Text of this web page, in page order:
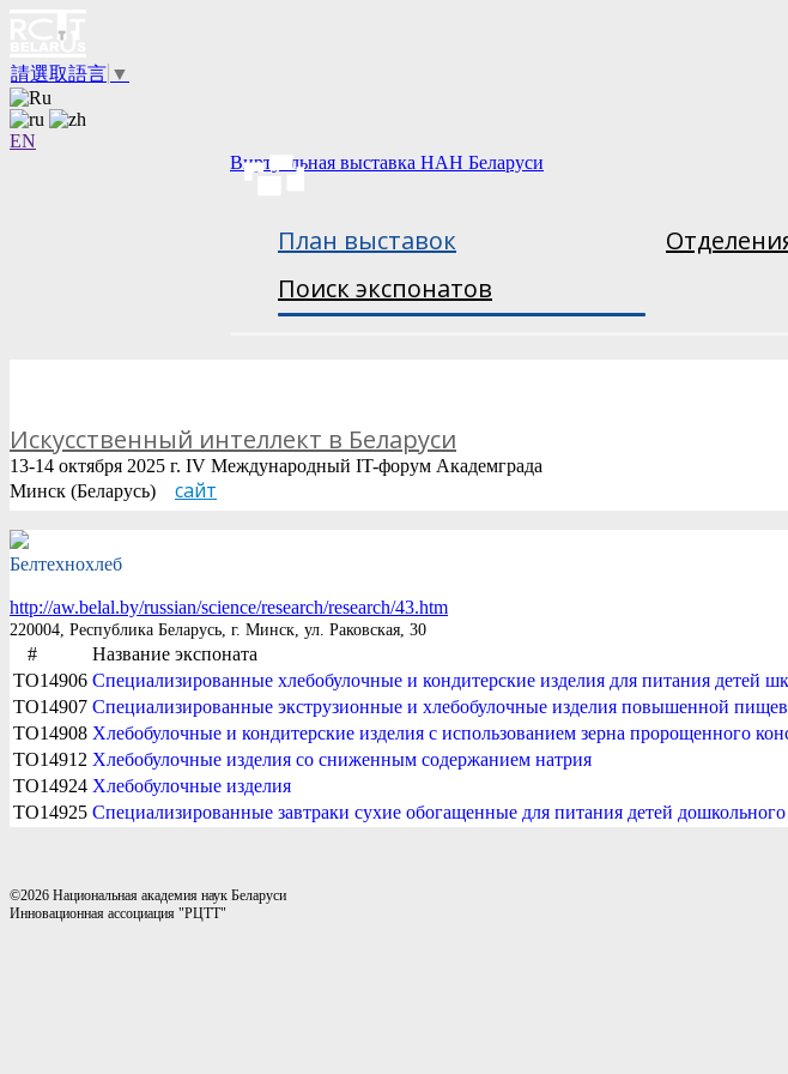
請選取語言 ▼
EN
Виртуальная выставка НАН Беларуси
План выставок
Поиск экспонатов
Искусственный интеллект в Беларуси
13-14 октября 2025 г. IV Международный IT-форум Академграда
Минск (Беларусь) сайт
Белтехнохлеб
http://aw.belal.by/russian/science/research/research/43.htm
220004, Республика Беларусь, г. Минск, ул. Раковская, 30
#
Название экспоната
TO14906 Специализированные хлебобулочные и кондитерские изделия для питания
TO14907 Специализированные экструзионные и хлебобулочные изделия повышенной
TO14908 Хлебобулочные и кондитерские изделия с использованием зерна пророщенного
TO14912 Хлебобулочные изделия со сниженным содержанием натрия
TO14924 Хлебобулочные изделия
TO14925 Специализированные завтраки сухие обогащенные для питания детей дошкольного
©2026 Национальная академия наук Беларуси
Инновационная ассоциация "РЦТТ"